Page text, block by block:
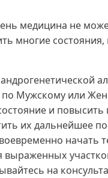
медицина не
многие состояния,
Мужскому или
и повысить
их дальнейшее
начать
выраженных
на